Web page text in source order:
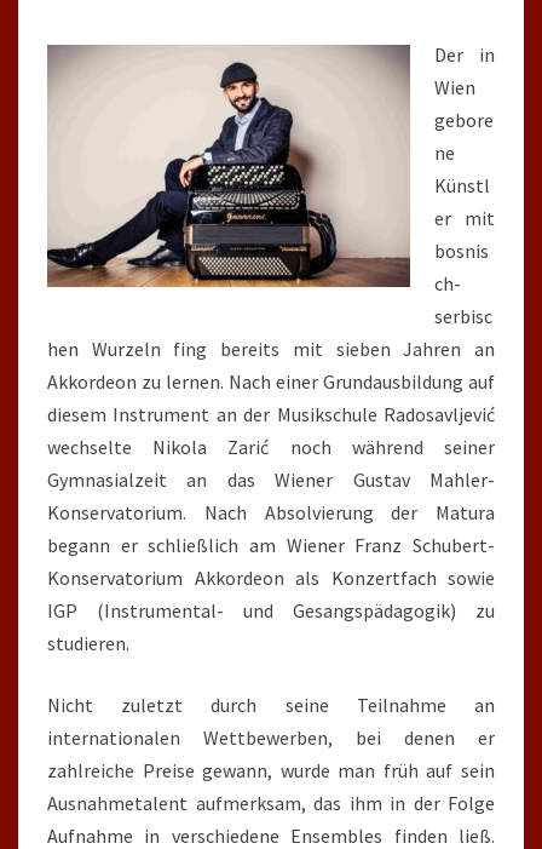
Der in
Wien
gebore
ne
Künstl
er mit
bosnis
ch-
serbisc
hen Wurzeln fing bereits mit sieben Jahren an
Akkordeon zu lernen. Nach einer Grundausbildung auf
diesem Instrument an der Musikschule Radosavljević
wechselte Nikola Zarić noch während seiner
Gymnasialzeit an das Wiener Gustav Mahler-
Konservatorium. Nach Absolvierung der Matura
begann er schließlich am Wiener Franz Schubert-
Konservatorium Akkordeon als Konzertfach sowie
IGP (Instrumental- und Gesangspädagogik) zu
studieren.
Nicht zuletzt durch seine Teilnahme an
internationalen Wettbewerben, bei denen er
zahlreiche Preise gewann, wurde man früh auf sein
Ausnahmetalent aufmerksam, das ihm in der Folge
Aufnahme in verschiedene Ensembles finden ließ.